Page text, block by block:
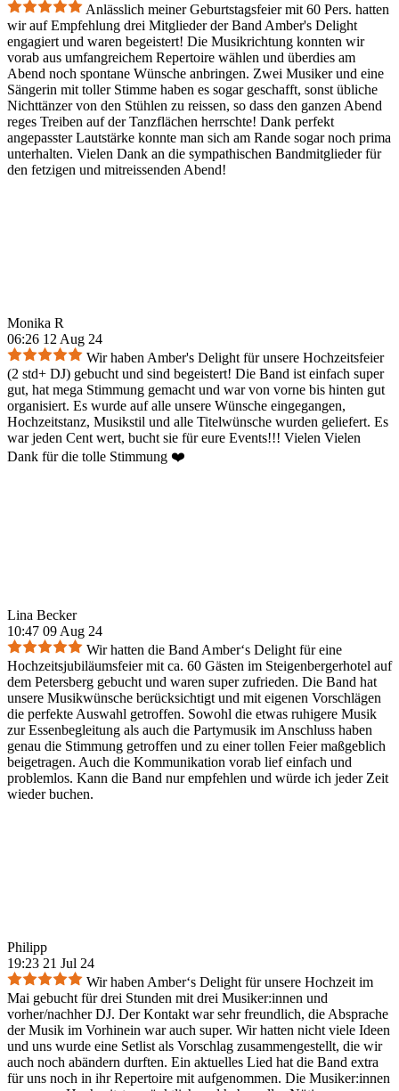
Anlässlich meiner Geburtstagsfeier mit 60 Pers. hatten
wir auf Empfehlung drei Mitglieder der Band Amber's Delight
engagiert und waren begeistert! Die Musikrichtung konnten wir
vorab aus umfangreichem Repertoire wählen und überdies am
Abend noch spontane Wünsche anbringen. Zwei Musiker und eine
Sängerin mit toller Stimme haben es sogar geschafft, sonst übliche
Nichttänzer von den Stühlen zu reissen, so dass den ganzen Abend
reges Treiben auf der Tanzflächen herrschte! Dank perfekt
angepasster Lautstärke konnte man sich am Rande sogar noch prima
unterhalten. Vielen Dank an die sympathischen Bandmitglieder für
den fetzigen und mitreissenden Abend!
Monika R
06:26 12 Aug 24
Wir haben Amber's Delight für unsere Hochzeitsfeier
(2 std+ DJ) gebucht und sind begeistert! Die Band ist einfach super
gut, hat mega Stimmung gemacht und war von vorne bis hinten gut
organisiert. Es wurde auf alle unsere Wünsche eingegangen,
Hochzeitstanz, Musikstil und alle Titelwünsche wurden geliefert. Es
war jeden Cent wert, bucht sie für eure Events!!! Vielen Vielen
Dank für die tolle Stimmung ❤️
Lina Becker
10:47 09 Aug 24
Wir hatten die Band Amber‘s Delight für eine
Hochzeitsjubiläumsfeier mit ca. 60 Gästen im Steigenbergerhotel auf
dem Petersberg gebucht und waren super zufrieden. Die Band hat
unsere Musikwünsche berücksichtigt und mit eigenen Vorschlägen
die perfekte Auswahl getroffen. Sowohl die etwas ruhigere Musik
zur Essenbegleitung als auch die Partymusik im Anschluss haben
genau die Stimmung getroffen und zu einer tollen Feier maßgeblich
beigetragen. Auch die Kommunikation vorab lief einfach und
problemlos. Kann die Band nur empfehlen und würde ich jeder Zeit
wieder buchen.
Philipp
19:23 21 Jul 24
Wir haben Amber‘s Delight für unsere Hochzeit im
Mai gebucht für drei Stunden mit drei Musiker:innen und
vorher/nachher DJ. Der Kontakt war sehr freundlich, die Absprache
der Musik im Vorhinein war auch super. Wir hatten nicht viele Ideen
und uns wurde eine Setlist als Vorschlag zusammengestellt, die wir
auch noch abändern durften. Ein aktuelles Lied hat die Band extra
für uns noch in ihr Repertoire mit aufgenommen. Die Musiker:innen